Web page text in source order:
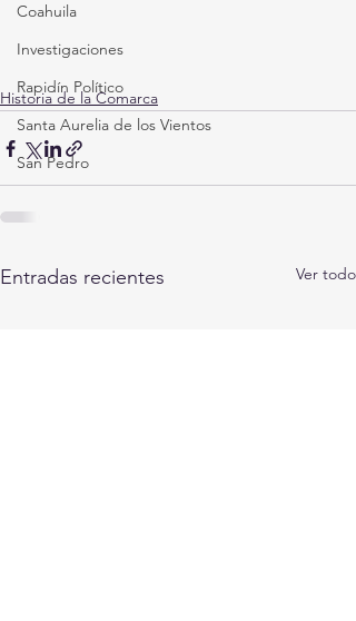
Coahuila
Investigaciones
Rapidín Político
Santa Aurelia de los Vientos
San Pedro
Historia de la Comarca
Entradas recientes Ver todo